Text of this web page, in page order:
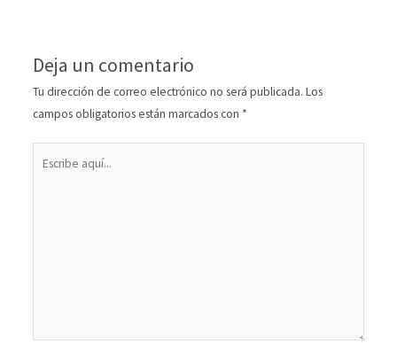
Deja un comentario
Tu dirección de correo electrónico no será publicada. Los
campos obligatorios están marcados con *